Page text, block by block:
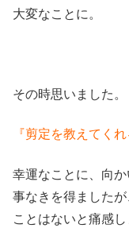
大変なことに。
その時思いました。
『剪定を教えてく
幸運なことに、向
事なきを得ました
ことはないと痛感し